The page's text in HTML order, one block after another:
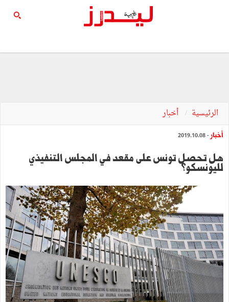
الرئيسية أخبار
أخبار - 2019.10.08
هل تحصل تونس على مقعد في المجلس التنفيذي
لليونسكو؟